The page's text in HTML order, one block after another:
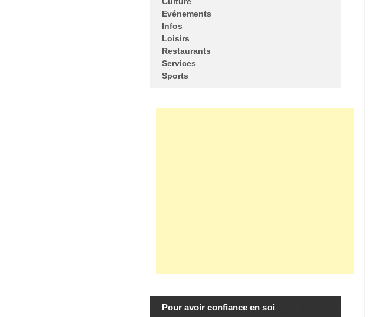
Evénements
Infos
Loisirs
Restaurants
Services
Sports
Pour avoir confiance en soi